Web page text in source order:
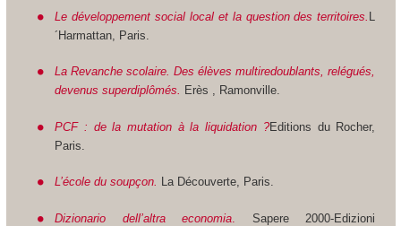
Le développement social local et la question des territoires. L
´Harmattan, Paris.
La Revanche scolaire. Des élèves multiredoublants, relégués,
devenus superdiplômés. Erès , Ramonville.
PCF : de la mutation à la liquidation ?Editions du Rocher,
Paris.
L’école du soupçon. La Découverte, Paris.
Dizionario dell’altra economia
Sapere 2000-Edizioni